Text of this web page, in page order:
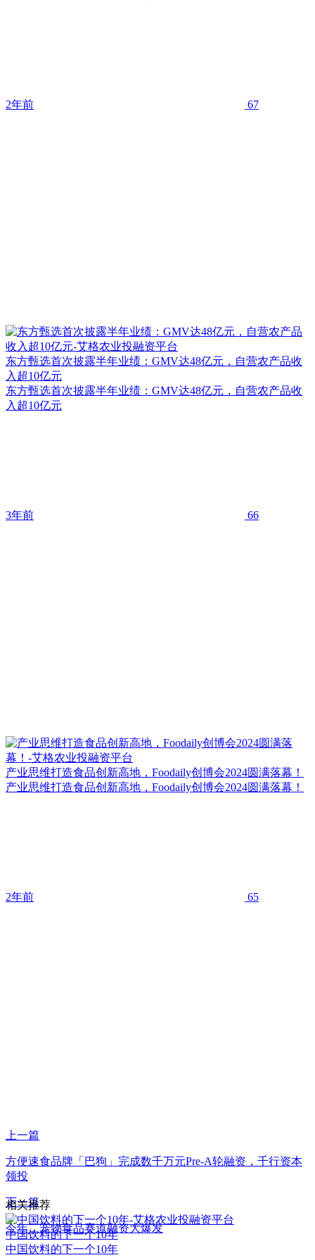
2年前 67
东方甄选首次披露半年业绩：GMV达48亿元，自营农产品收
入超10亿元
东方甄选首次披露半年业绩：GMV达48亿元，自营农产品收
入超10亿元
3年前 66
产业思维打造食品创新高地，Foodaily创博会2024圆满落幕！
产业思维打造食品创新高地，Foodaily创博会2024圆满落幕！
2年前 65
上一篇
方便速食品牌「巴狗」完成数千万元Pre-A轮融资，千行资本
领投
下一篇
今年，宠物食品赛道融资大爆发
相关推荐
中国饮料的下一个10年
中国饮料的下一个10年